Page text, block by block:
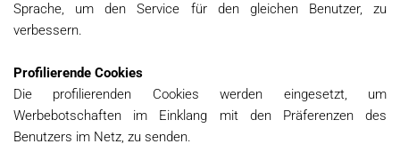
Sprache, um den Service für den gleichen Benutzer, zu
verbessern.
Profilierende Cookies
Die profilierenden Cookies werden eingesetzt, um
Werbebotschaften im Einklang mit den Präferenzen des
Benutzers im Netz, zu senden.